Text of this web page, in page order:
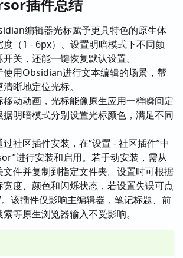
插件总结
编辑器光标赋予更具特色的原生体
（1 - 6px）、设置明暗模式下不同颜
关，还能一键恢复默认设置。
使用Obsidian进行文本编辑的场景，帮
晰地定位光标。
移动动画，光标能像原生应用一样瞬间定
明暗模式分别设置光标颜色，满足不同
过社区插件安装，在“设置 - 社区插件”中
进行安装和启用。若手动安装，需从
件并复制到指定文件夹。设置时可根据
度、颜色和闪烁状态，若设置失误可点
该插件仅影响主编辑器，笔记标题、前
等原生浏览器输入不受影响。